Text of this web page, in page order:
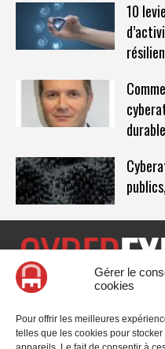
Gérer le
cookies
Pour offrir les meilleures
telles que les cookies pour
10
CyberExperts.tech est un
l'actualité, des retours
blancs et les nominations du